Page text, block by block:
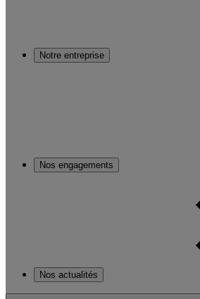
Notre entreprise
Nos engagements
Nos actualités